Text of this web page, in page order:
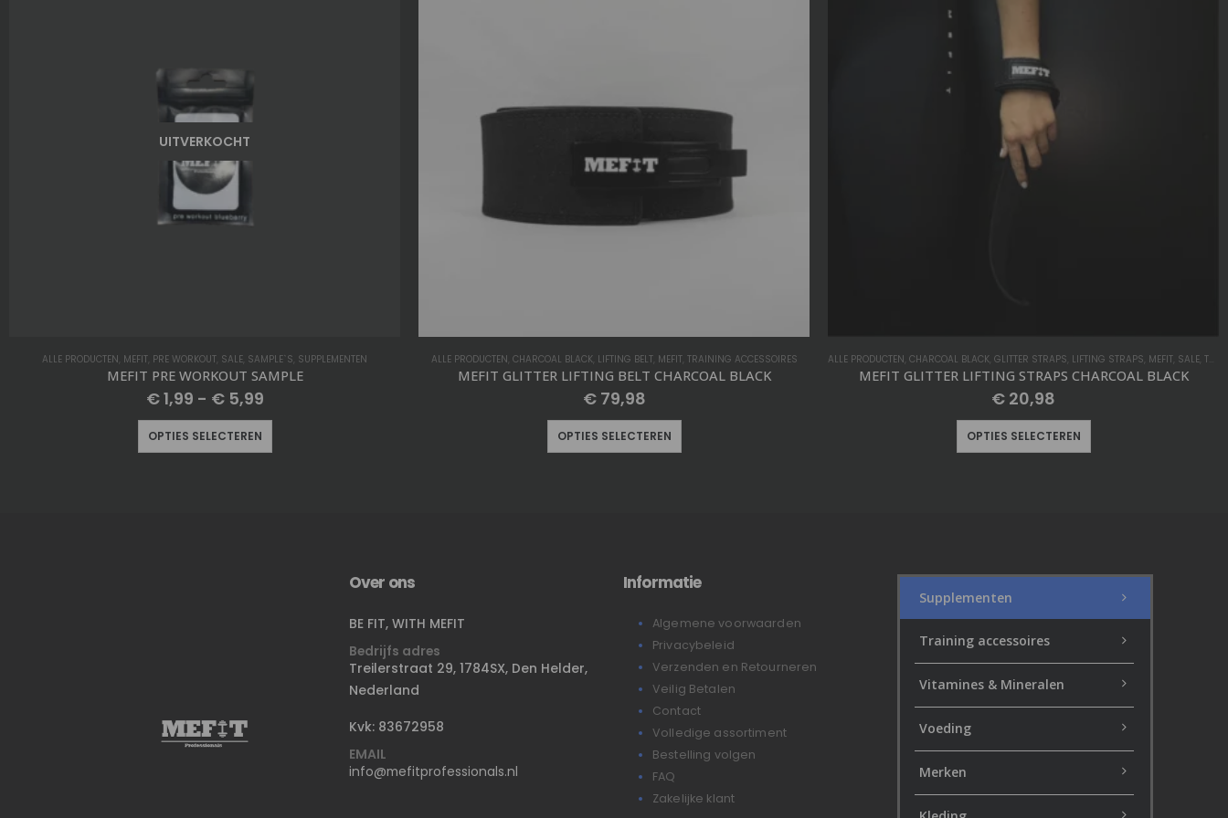
ALLE PRODUCTEN,CHARCOAL BLACK,LIFTING BELT,MEFIT, TRAINING ACCESSOIRES
MEFIT GLITTER LIFTING BELT CHARCOAL BLACK
€ 79,98
OPTIES SELECTEREN
ALLE PRODUCTEN, CHARCOAL BLACK, GLITTER STRAPS,LIFTING STRAPS,MEFIT,SALE
MEFIT GLITTER LIFTING STRAPS CHARCOAL BLACK
€20,98
OPTIES SELECTEREN
UITVERKOCHT
ALLE PRODUCTEN,HEREN ,KLEDING,MEFIT, T-SHIRT
MEFIT OVERSIZED T-Shirt Metallic Blauw
€29,98
OPTIES SELECTEREN
Over ons
BE FIT, WITH MEFIT
Bedrijfs adres
Treilerstraat 29, 1784SX, Den Helder,
Nederland
Kvk: 83672958
EMAIL
info@mefitprofessionals.nl
Informatie
Algemene voorwaarden
Privacybeleid
Verzenden en Retourneren
Veilig Betalen
Contact
Volledige assortiment
Bestelling volgen
FAQ
Zakelijke klant
Supplementen
Training accessoires
Vitamines & Mineralen
Voeding
Merken